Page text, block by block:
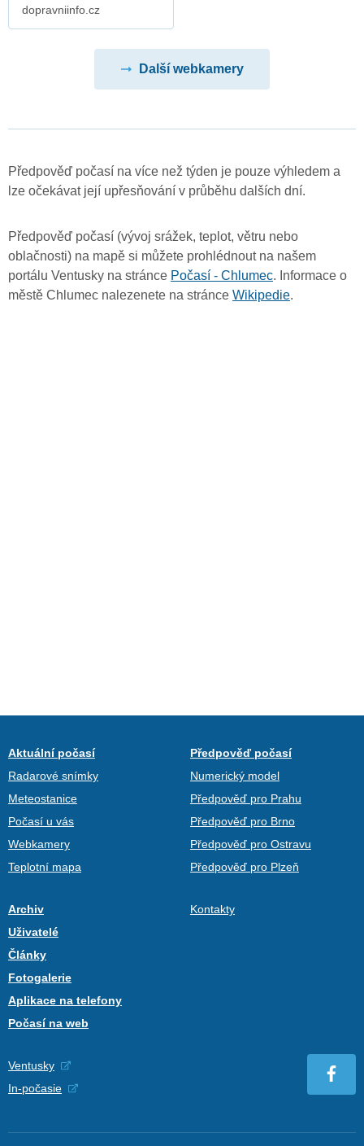
dopravniinfo.cz
Další webkamery
Předpověď počasí na více než týden je pouze výhledem a
lze očekávat její upřesňování v průběhu dalších dní.
Předpověď počasí (vývoj srážek, teplot, větru nebo
oblačnosti) na mapě si můžete prohlédnout na našem
portálu Ventusky na stránce Počasí - Chlumec. Informace o
městě Chlumec nalezenete na stránce Wikipedie.
Aktuální počasí
Radarové snímky
Meteostanice
Počasí u vás
Webkamery
Teplotní mapa
Předpověď počasí
Numerický model
Předpověď pro Prahu
Předpověď pro Brno
Předpověď pro Ostravu
Předpověď pro Plzeň
Archiv
Uživatelé
Články
Fotogalerie
Aplikace na telefony
Počasí na web
Kontakty
Ventusky
In-počasie